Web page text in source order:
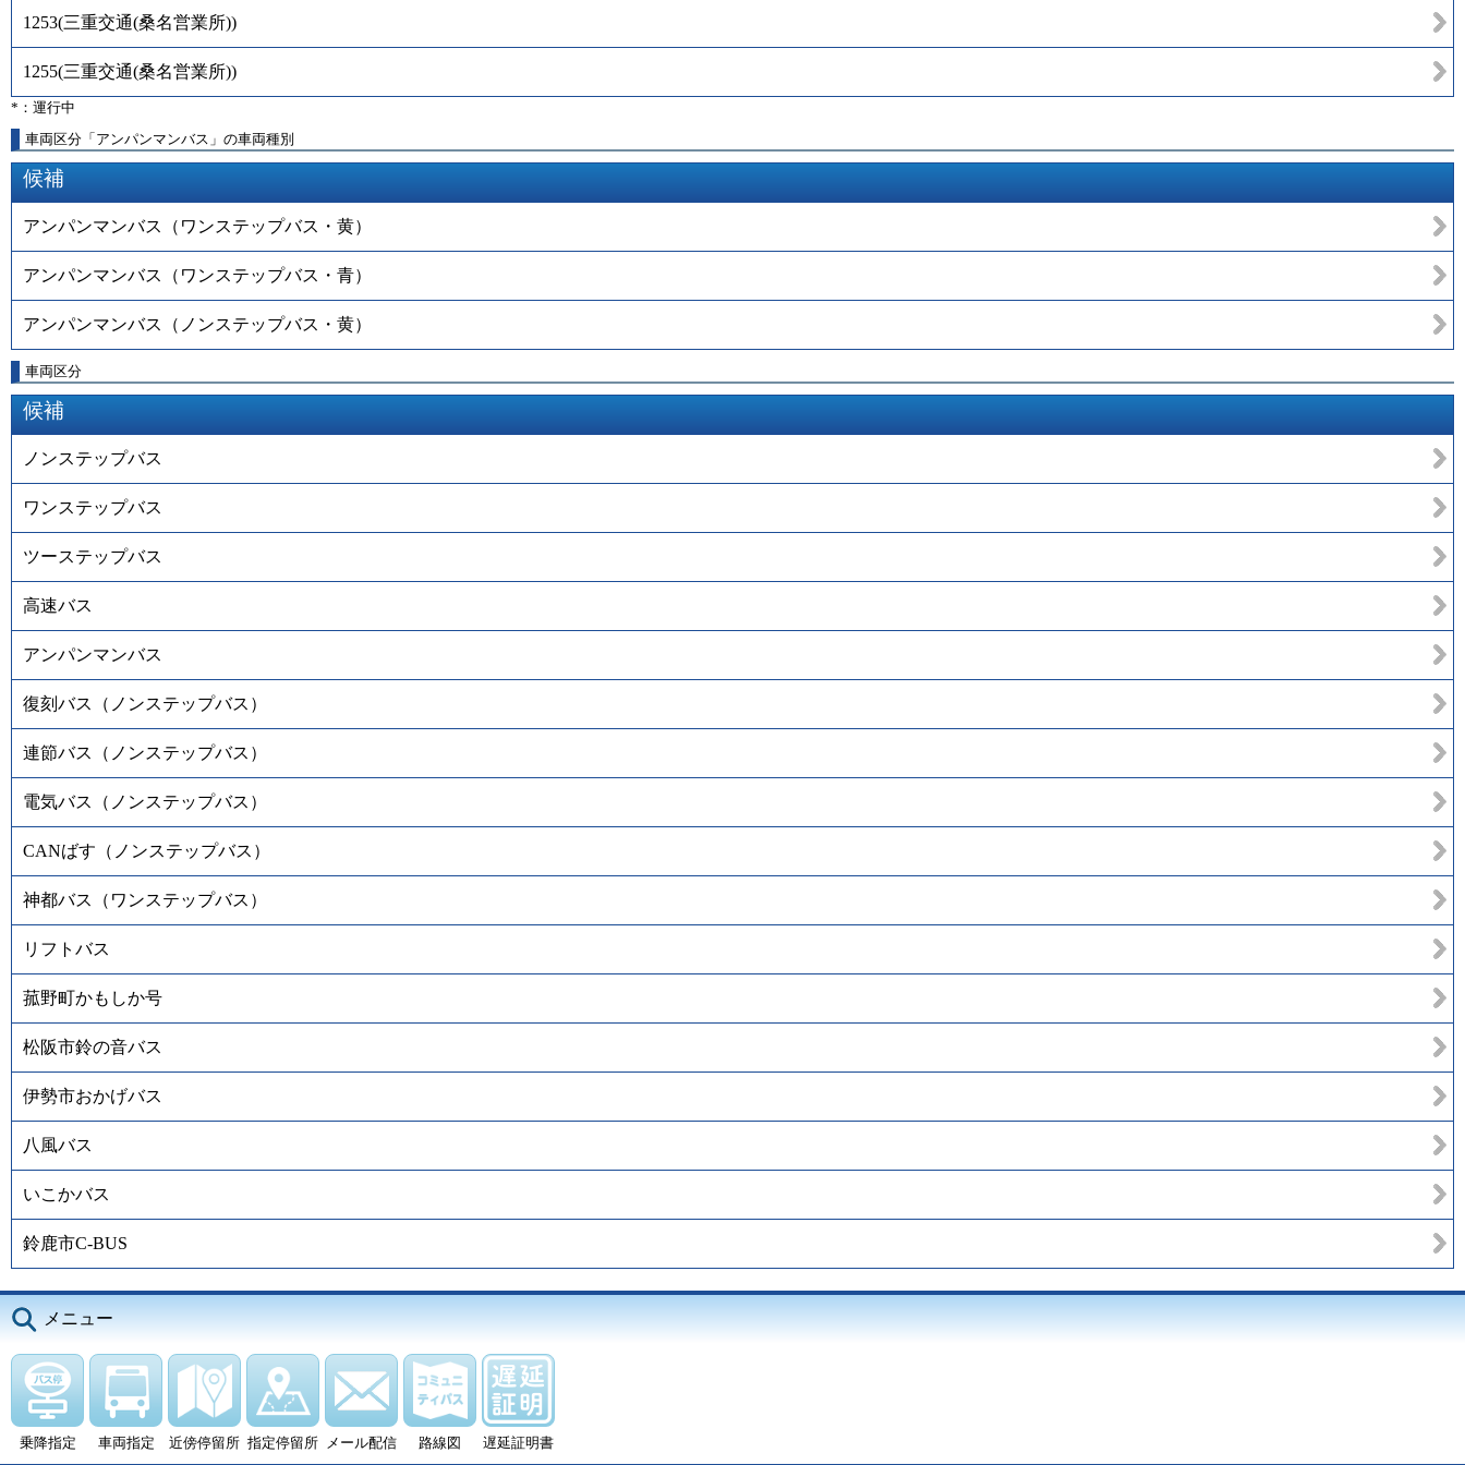
1253(三重交通(桑名営業所))
1255(三重交通(桑名営業所))
*：運行中
車両区分「アンパンマンバス」の車両種別
候補
アンパンマンバス（ワンステップバス・黄）
アンパンマンバス（ワンステップバス・青）
アンパンマンバス（ノンステップバス・黄）
車両区分
候補
ノンステップバス
ワンステップバス
ツーステップバス
高速バス
アンパンマンバス
復刻バス（ノンステップバス）
連節バス（ノンステップバス）
電気バス（ノンステップバス）
CANばす（ノンステップバス）
神都バス（ワンステップバス）
リフトバス
菰野町かもしか号
松阪市鈴の音バス
伊勢市おかげバス
八風バス
いこかバス
鈴鹿市C-BUS
メニュー
乗降指定 車両指定 近傍停留所 指定停留所 メール配信 路線図 遅延証明書